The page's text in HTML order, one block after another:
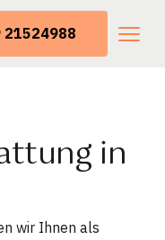
21524988
in
wir Ihnen als